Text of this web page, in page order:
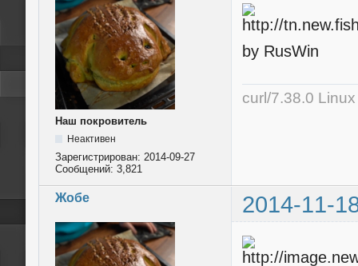
Наш покровитель
Неактивен
Зарегистрирован: 2014-09-27
Сообщений: 3,821
by RusWin
curl/7.38.0
Жобе 2014-11-